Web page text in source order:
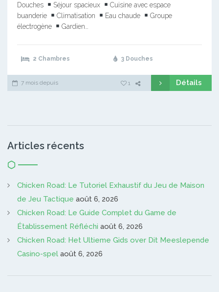
Douches
Séjour spacieux
Cuisine avec espace
buanderie
Climatisation Eau chaude
Groupe
électrogène
Gardien…
2 Chambres 3 Douches
7 mois depuis 1 Détails
Articles récents
Chicken Road: Le Tutoriel Exhaustif du Jeu de Maison
de Jeu Tactique août 6, 2026
Chicken Road: Le Guide Complet du Game de
Établissement Réfléchi août 6, 2026
Chicken Road: Het Ultieme Gids over Dit Meeslepende
Casino-spel août 6, 2026